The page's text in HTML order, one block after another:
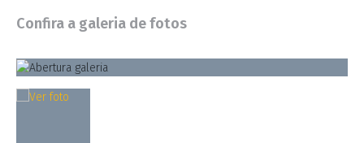
Confira a galeria de fotos